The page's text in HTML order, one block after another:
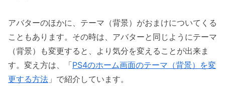
アバターのほかに、テーマ（背景）がおまけについてくる
こともあります。その時は、アバターと同じようにテーマ
（背景）も変更すると、より気分を変えることが出来ま
す。変え方は、「PS4のホーム画面のテーマ（背景）を変
更する方法 」で紹介しています。